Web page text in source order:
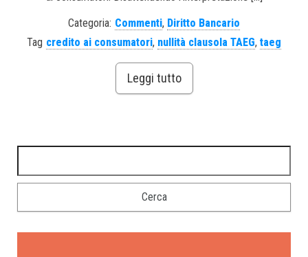
Categoria: Commenti, Diritto Bancario
Tag credito ai consumatori, nullità clausola TAEG, taeg
Leggi tutto